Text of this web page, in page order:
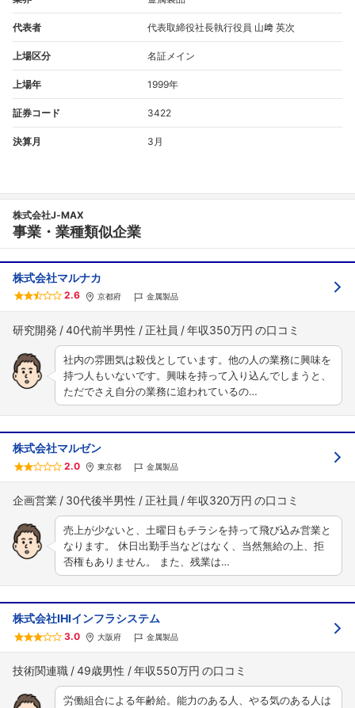
代表者 代表取締役社長執行役員 山﨑 英次
上場区分 名証メイン
上場年 1999年
証券コード 3422
決算月 3月
株式会社J‐MAX
事業・業種類似企業
株式会社マルナカ
2.6 京都府 金属製品
研究開発 40代前半男性 正社員 年収350万円
社内の雰囲気は殺伐としています。他の人の業務に興味を
持つ人もいないです。興味を持って入り込んでしまうと、
ただでさえ自分の業務に追われているの…
株式会社マルゼン
2.0 東京都 金属製品
企画営業 30代後半男性 正社員 年収320万円
売上が少ないと、土曜日もチラシを持って飛び込み営業と
なります。 休日出勤手当などはなく、当然無給の上、拒
否権もありません。 また、残業は…
株式会社IHIインフラシステム
3.0 大阪府 金属製品
技術関連職 49歳男性 年収550万円
労働組合による年齢給。能力のある人、やる気のある人は